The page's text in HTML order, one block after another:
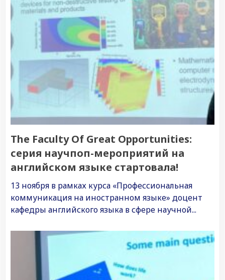
The Faculty Of Great Opportunities:
серия научпоп-мероприятий на
английском языке стартовала!
13 ноября в рамках курса «Профессиональная
коммуникация на иностранном языке» доцент
кафедры английского языка в сфере научной...